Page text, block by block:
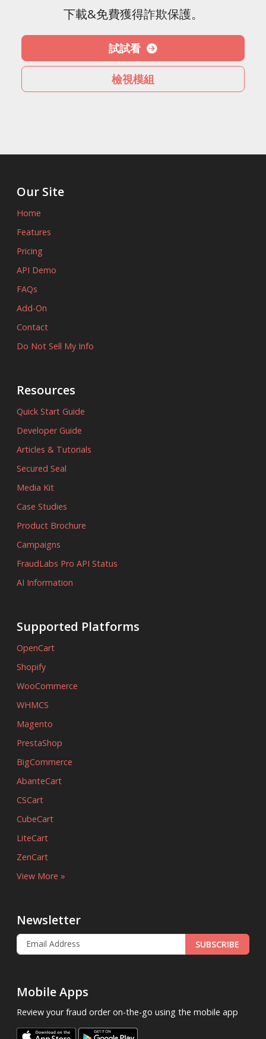
下載&免費獲得詐欺保護。
試試看
檢視模組
Our Site
Home
Features
Pricing
API Demo
FAQs
Add-On
Contact
Do Not Sell My Info
Resources
Quick Start Guide
Developer Guide
Articles & Tutorials
Secured Seal
Media Kit
Case Studies
Product Brochure
Campaigns
FraudLabs Pro API Status
AI Information
Supported Platforms
OpenCart
Shopify
WooCommerce
WHMCS
Magento
PrestaShop
BigCommerce
AbanteCart
CSCart
CubeCart
LiteCart
ZenCart
View More »
Newsletter
SUBSCRIBE
Mobile Apps
Review your fraud order on-the-go using the mobile app